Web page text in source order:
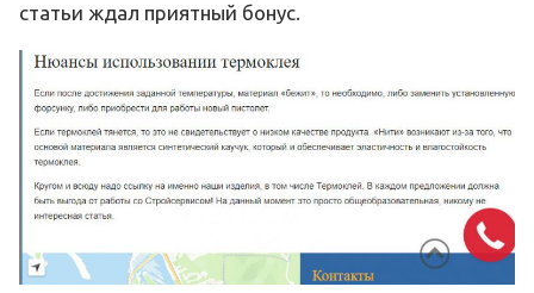
статьи ждал приятный бонус.